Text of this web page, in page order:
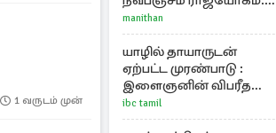
1 வருடம் முன்
அதிர்ஷ்டம் பெறும் 3
ராசிகள்!
manithan
யாழில் தாயாருடன்
ஏற்பட்ட முரண்பாடு :
இளைஞனின் விபரீத
முடிவு
ibc tamil